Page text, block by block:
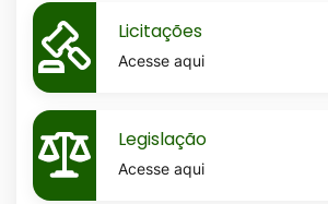
MaskLicitacoes
Licitações
Acesse aqui
MaskLegislacao
Legislação
Acesse aqui